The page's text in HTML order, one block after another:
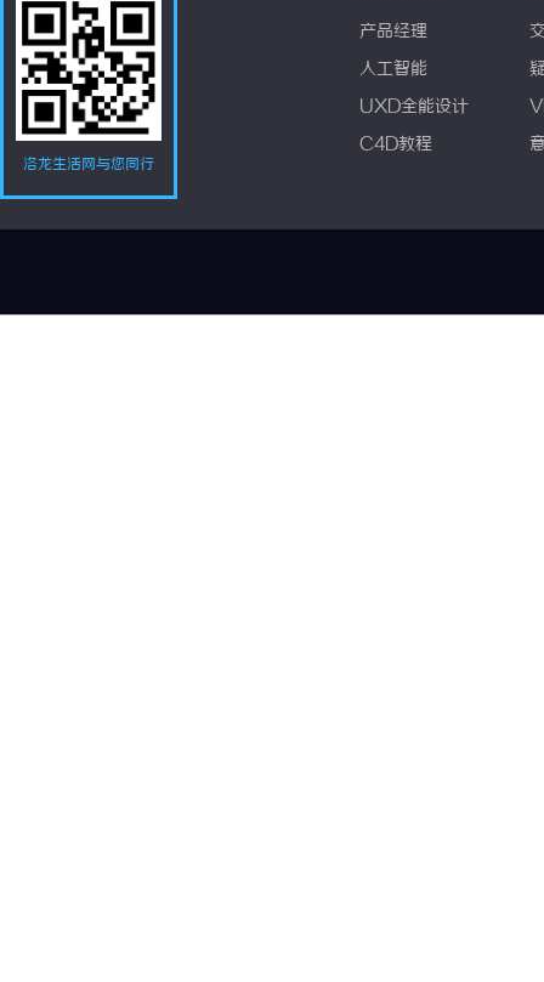
洛龙生活网与您同行
产品经理
人工智能
UXD全能设计
C4D教程